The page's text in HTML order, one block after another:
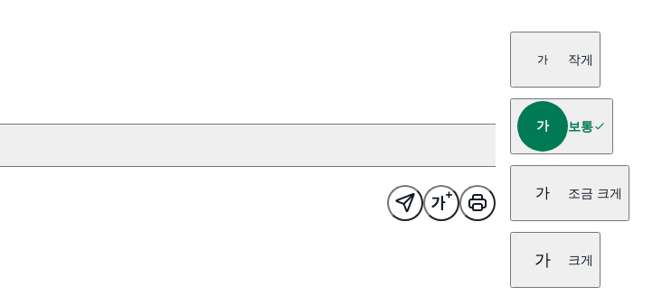
가 작게
가 보통
가 조금 크게
가 크게